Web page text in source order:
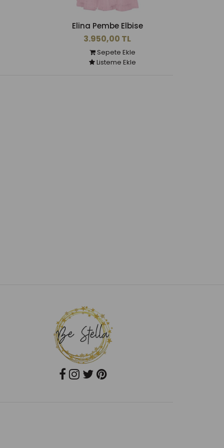
Elina Pembe Elbise
3.950,00 TL
Sepete Ekle
Listeme Ekle